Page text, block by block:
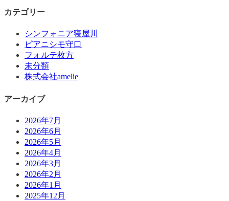
カテゴリー
シンフォニア寝屋川
ピアニシモ守口
フォルテ枚方
未分類
株式会社amelie
アーカイブ
2026年7月
2026年6月
2026年5月
2026年4月
2026年3月
2026年2月
2026年1月
2025年12月